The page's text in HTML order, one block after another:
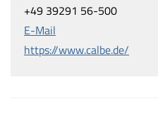
+49 39291 56-500
E-Mail
https://www.calbe.de/